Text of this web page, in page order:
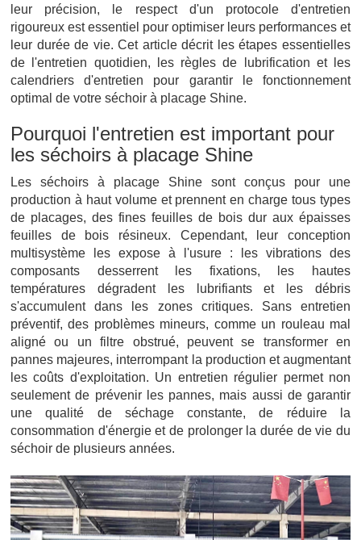
leur précision, le respect d'un protocole d'entretien
rigoureux est essentiel pour optimiser leurs performances et
leur durée de vie. Cet article décrit les étapes essentielles
de l'entretien quotidien, les règles de lubrification et les
calendriers d'entretien pour garantir le fonctionnement
optimal de votre séchoir à placage Shine.
Pourquoi l'entretien est important pour
les séchoirs à placage Shine
Les séchoirs à placage Shine sont conçus pour une
production à haut volume et prennent en charge tous types
de placages, des fines feuilles de bois dur aux épaisses
feuilles de bois résineux. Cependant, leur conception
multisystème les expose à l'usure : les vibrations des
composants desserrent les fixations, les hautes
températures dégradent les lubrifiants et les débris
s'accumulent dans les zones critiques. Sans entretien
préventif, des problèmes mineurs, comme un rouleau mal
aligné ou un filtre obstrué, peuvent se transformer en
pannes majeures, interrompant la production et augmentant
les coûts d'exploitation. Un entretien régulier permet non
seulement de prévenir les pannes, mais aussi de garantir
une qualité de séchage constante, de réduire la
consommation d'énergie et de prolonger la durée de vie du
séchoir de plusieurs années.